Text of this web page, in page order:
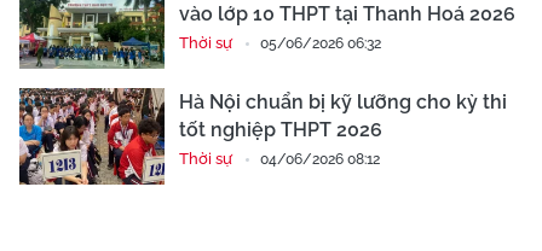
vào lớp 10 THPT tại Thanh Hoá 2026
Thời sự 05/06/2026 06:32
Hà Nội chuẩn bị kỹ lưỡng cho kỳ thi
tốt nghiệp THPT 2026
Thời sự 04/06/2026 08:12